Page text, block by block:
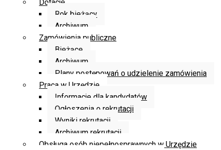
Dotacje
Rok bieżący
Archiwum
Zamówienia publiczne
Bieżące
Archiwum
Plany postępowań o udzielenie zamówienia
Praca w Urzędzie
Informacje dla kandydatów
Ogłoszenia o rekrutacji
Wyniki rekrutacji
Archiwum rekrutacji
Obsługa osób niepełnosprawnych w Urzędzie